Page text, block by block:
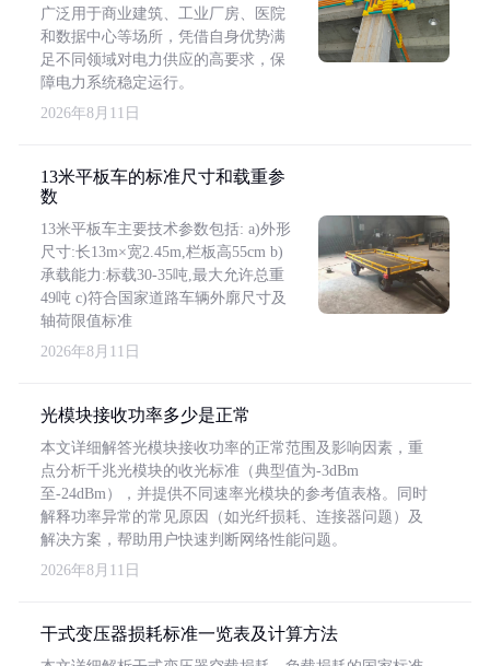
广泛用于商业建筑、工业厂房、医院
和数据中心等场所，凭借自身优势满
足不同领域对电力供应的高要求，保
障电力系统稳定运行。
2026年8月11日
13米平板车的标准尺寸和载重参
数
13米平板车主要技术参数包括: a)外形
尺寸:长13m×宽2.45m,栏板高55cm b)
承载能力:标载30-35吨,最大允许总重
49吨 c)符合国家道路车辆外廓尺寸及
轴荷限值标准
2026年8月11日
光模块接收功率多少是正常
本文详细解答光模块接收功率的正常范围及影响因素，重
点分析千兆光模块的收光标准（典型值为-3dBm
至-24dBm），并提供不同速率光模块的参考值表格。同时
解释功率异常的常见原因（如光纤损耗、连接器问题）及
解决方案，帮助用户快速判断网络性能问题。
2026年8月11日
干式变压器损耗标准一览表及计算方法